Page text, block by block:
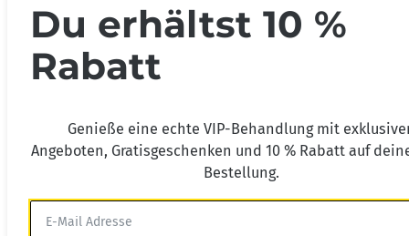
Du erhältst 10 %
Rabatt
Genieße eine echte VIP-Behandlung mit
Angeboten, Gratisgeschenken und 10 % Rabatt auf
Bestellung.